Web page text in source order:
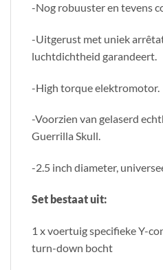
-Nog robuuster en tevens
-Uitgerust met uniek
luchtdichtheid garandeert.
-High torque elektromotor.
-Voorzien van gelaserd
Guerrilla Skull.
-2.5 inch diameter,
Set bestaat uit:
1 x voertuig specifieke Y-
turn-down bocht